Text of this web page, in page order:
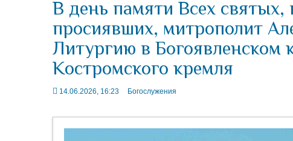
В день памяти Всех святых,
просиявших, митрополит
Литургию в Богоявленском
Костромского кремля
14.06.2026, 16:23 Богослужения